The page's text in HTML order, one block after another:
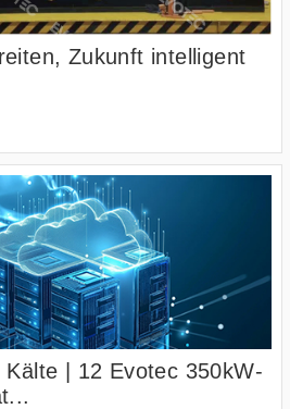
Zukunft intelligent
| 12 Evotec 350kW-